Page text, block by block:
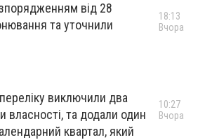
від 28
та уточнили
виключили два
власності, та додали один
квартал, який
18:13
Вчора
10:27
Вчора